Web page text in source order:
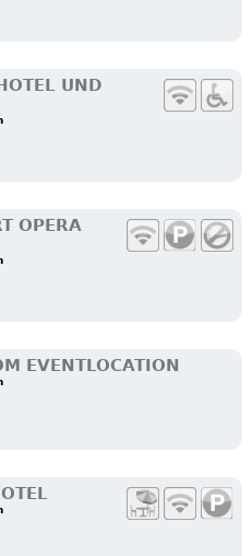
UND
OPERA
EVENTLOCATION